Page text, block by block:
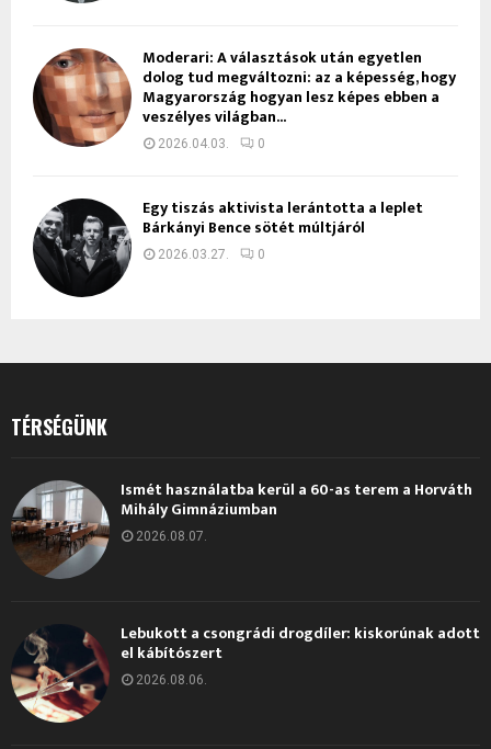
Moderari: A választások után egyetlen
dolog tud megváltozni: az a képesség, hogy
Magyarország hogyan lesz képes ebben a
veszélyes világban...
2026.04.03. 0
Egy tiszás aktivista lerántotta a leplet
Bárkányi Bence sötét múltjáról
2026.03.27. 0
TÉRSÉGÜNK
Ismét használatba kerül a 60-as terem a Horváth
Mihály Gimnáziumban
2026.08.07.
Lebukott a csongrádi drogdíler: kiskorúnak adott
el kábítószert
2026.08.06.